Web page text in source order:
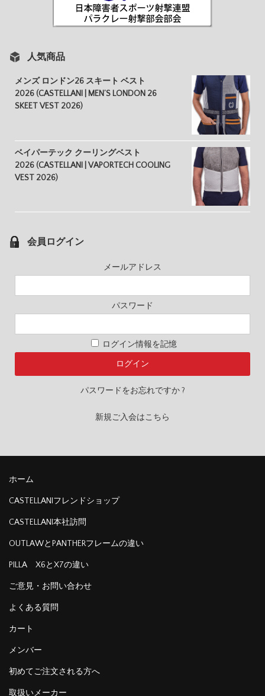
人気商品
メンズ ロンドン26 スキート ベスト
2026 (CASTELLANI | MEN’S LONDON 26
SKEET VEST 2026)
ベイパーテック クーリングベスト
2026 (CASTELLANI | VAPORTECH COOLING
VEST 2026)
会員ログイン
メールアドレス
パスワード
ログイン情報を記憶
パスワードをお忘れですか ?
新規ご入会はこちら
ホーム
CASTELLANIフレンドショップ
CASTELLANI本社訪問
OUTLAWとPANTHERフレームの違い
PILLA X6とX7の違い
ご意見・お問い合わせ
よくある質問
カート
メンバー
初めてご注文される方へ
取扱いメーカー